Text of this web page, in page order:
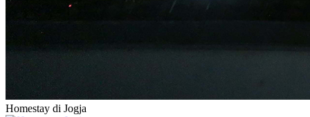
Homestay di Jogja